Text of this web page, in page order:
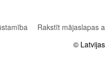
Rakstīt mājaslapas
©